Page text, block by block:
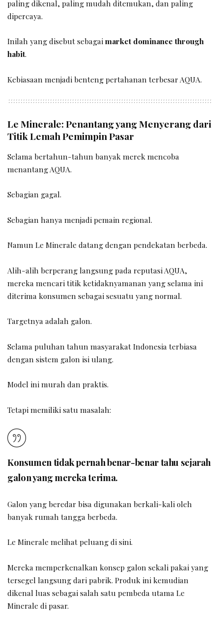
paling dikenal, paling mudah ditemukan, dan paling
dipercaya.
Inilah yang disebut sebagaimarket dominance through
habit.
Kebiasaan menjadi benteng pertahanan terbesar AQUA.
Le Minerale: Penantang yang Menyerang dari
Titik Lemah Pemimpin Pasar
Selama bertahun-tahun banyak merek mencoba
menantang AQUA.
Sebagian gagal.
Sebagian hanya menjadi pemain regional.
Namun Le Minerale datang dengan pendekatan berbeda.
Alih-alih berperang langsung pada reputasi AQUA,
mereka mencari titik ketidaknyamanan yang selama ini
diterima konsumen sebagai sesuatu yang normal.
Targetnya adalah galon.
Selama puluhan tahun masyarakat Indonesia terbiasa
dengan sistem galon isi ulang.
Model ini murah dan praktis.
Tetapi memiliki satu masalah:
Konsumen tidak pernah benar-benar tahu sejarah
galon yang mereka terima.
Galon yang beredar bisa digunakan berkali-kali oleh
banyak rumah tangga berbeda.
Le Minerale melihat peluang di sini.
Mereka memperkenalkan konsep galon sekali pakai yang
tersegel langsung dari pabrik. Produk ini kemudian
dikenal luas sebagai salah satu pembeda utama Le
Minerale di pasar.